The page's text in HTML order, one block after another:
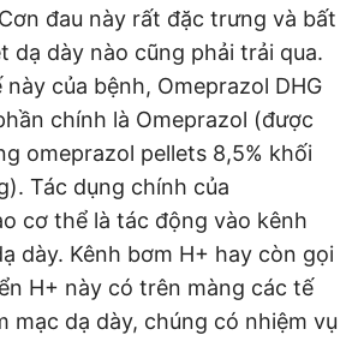
đau này rất đặc trưng và bất
dạ dày nào cũng phải trải qua.
của bệnh, Omeprazol DHG
chính là Omeprazol (được
omeprazol pellets 8,5% khối
Tác dụng chính của
cơ thể là tác động vào kênh
dày. Kênh bơm H+ hay còn gọi
H+ này có trên màng các tế
mạc dạ dày, chúng có nhiệm vụ